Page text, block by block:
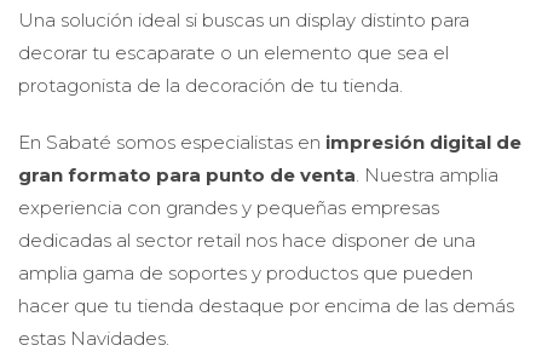
Una solución ideal si buscas un display distinto para
decorar tu escaparate o un elemento que sea el
protagonista de la decoración de tu tienda.
En Sabaté somos especialistas en impresión digital de
gran formato para punto de venta . Nuestra amplia
experiencia con grandes y pequeñas empresas
dedicadas al sector retail nos hace disponer de una
amplia gama de soportes y productos que pueden
hacer que tu tienda destaque por encima de las demás
estas Navidades.